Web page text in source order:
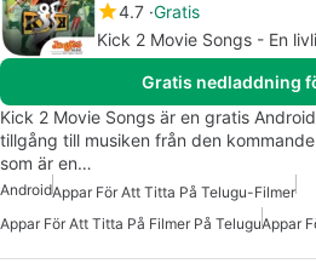
4.7 Gratis
Kick 2 Movie Songs - En
Gratis nedladdning
Kick 2 Movie Songs är en gratis
tillgång till musiken från den
som är en…
AndroidAppar För Att Titta På Telugu-Filmer
Appar För Att Titta På Filmer På Telugu